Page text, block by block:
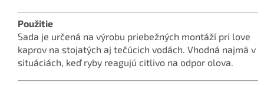
Použitie
Sada je určená na výrobu priebežných montáží pri love
kaprov na stojatých aj tečúcich vodách. Vhodná najmä v
situáciách, keď ryby reagujú citlivo na odpor olova.